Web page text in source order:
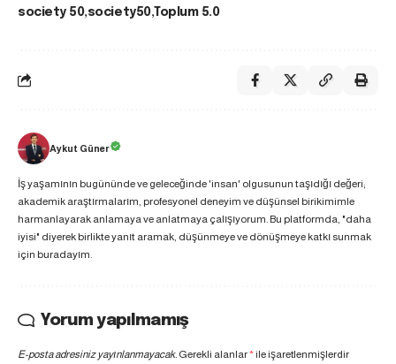
society 50 society50 Toplum 5.0
Aykut Güner
İş yaşamının bugününde ve geleceğinde 'insan' olgusunun taşıdığı değeri;
akademik araştırmalarım, profesyonel deneyim ve düşünsel birikimimle
harmanlayarak anlamaya ve anlatmaya çalışıyorum. Bu platformda, "daha
iyisi" diyerek birlikte yanıt aramak, düşünmeye ve dönüşmeye katkı sunmak
için buradayım.
Yorum yapılmamış
E-posta adresiniz yayınlanmayacak. Gerekli alanlar*ile işaretlenmişlerdir